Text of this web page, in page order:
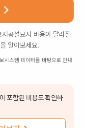
지공설묘지 비용이 달라질
알아보세요.
스템 데이터를 바탕으로 안내
포함된 비용도 확인하